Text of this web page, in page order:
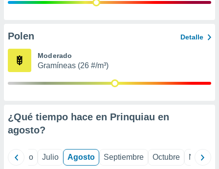
e
publicidad
Polen Detalle
Moderado
Gramíneas (26 #/m³)
¿Qué tiempo hace en Prinquiau en
agosto?
Junio Julio Agosto Septiembre Octubre